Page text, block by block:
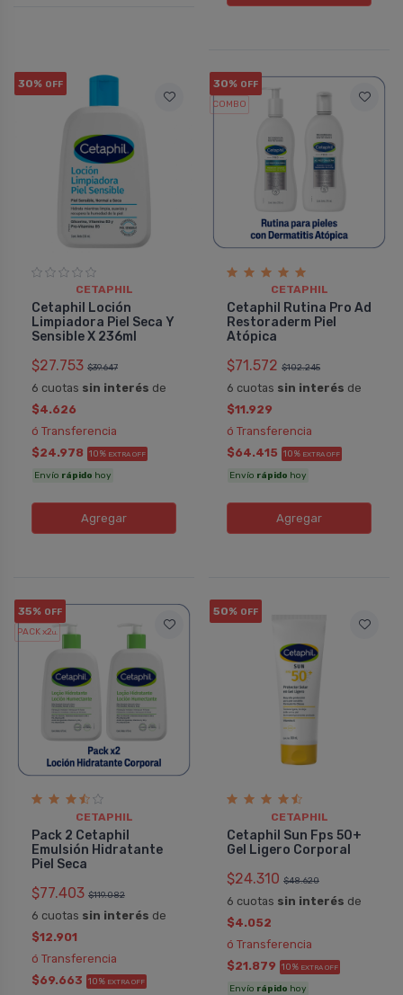
30% OFF
CETAPHIL
Cetaphil Loción
Limpiadora Piel Seca Y
Sensible X 236ml
$27.753 $39.647
6 cuotas sin interés de
$4.626
ó Transferencia
$24.978 10% EXTRA OFF
Envío rápido hoy
Agregar
30% OFF
COMBO
CETAPHIL
Cetaphil Rutina Pro Ad
Restoraderm Piel
Atópica
$71.572 $102.245
6 cuotas sin interés de
$11.929
ó Transferencia
$64.415 10% EXTRA OFF
Envío rápido hoy
Agregar
35% OFF
PACK x2u.
CETAPHIL
Pack 2 Cetaphil
Emulsión Hidratante
Piel Seca
$77.403 $119.082
6 cuotas sin interés de
$12.901
ó Transferencia
$69.663 10% EXTRA OFF
50% OFF
CETAPHIL
Cetaphil Sun Fps 50+
Gel Ligero Corporal
$24.310 $48.620
6 cuotas sin interés de
$4.052
ó Transferencia
$21.879 10% EXTRA OFF
Envío rápido hoy